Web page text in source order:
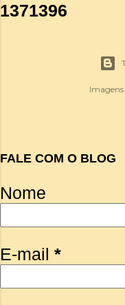
1371396
FALE COM O BLOG
Nome
E-mail *